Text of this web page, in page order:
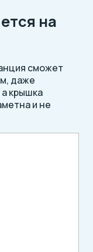
на
сможет
даже
крышка
и не